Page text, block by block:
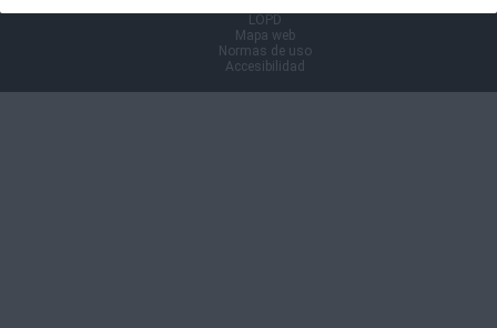
LOPD
Mapa web
Normas de uso
Accesibilidad